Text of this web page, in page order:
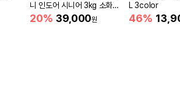
니 인도어 시니어 3kg 소화도
움
20% 39,000원
L 3color
46%